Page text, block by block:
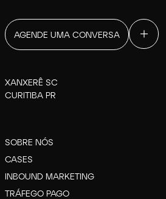
AGENDE UMA CONVERSA
XANXERÊ SC
CURITIBA PR
SOBRE NÓS
CASES
INBOUND MARKETING
TRÁFEGO PAGO